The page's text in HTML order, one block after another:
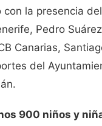
la presencia
Pedro
Canarias,
del
900 niños y